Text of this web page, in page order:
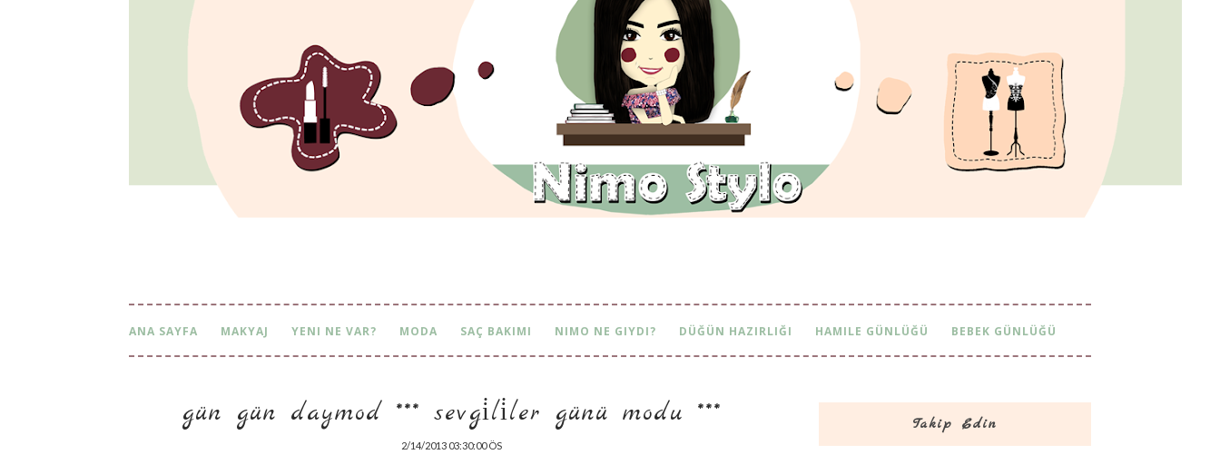
ANA SAYFA MAKYAJ YENI NE VAR? MODA SAÇ BAKIMI NIMO NE GIYDI? DÜĞÜN HAZIRLIĞI HAMILE GÜNLÜĞÜ BEBEK GÜNLÜĞÜ
gün gün daymod *** sevgi̇li̇ler günü modu ***
2/14/2013 03:30:00 ÖS
Takip Edin